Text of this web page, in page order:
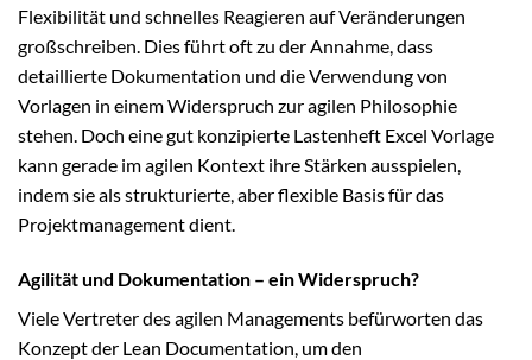
Flexibilität und schnelles Reagieren auf Veränderungen
großschreiben. Dies führt oft zu der Annahme, dass
detaillierte Dokumentation und die Verwendung von
Vorlagen in einem Widerspruch zur agilen Philosophie
stehen. Doch eine gut konzipierte Lastenheft Excel Vorlage
kann gerade im agilen Kontext ihre Stärken ausspielen,
indem sie als strukturierte, aber flexible Basis für das
Projektmanagement dient.
Agilität und Dokumentation – ein Widerspruch?
Viele Vertreter des agilen Managements befürworten das
Konzept der Lean Documentation, um den